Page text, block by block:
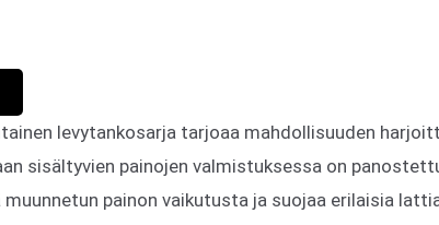
levytankosarja tarjoaa mahdollisuuden
sisältyvien painojen valmistuksessa on
muunnetun painon vaikutusta ja suojaa erilaisia